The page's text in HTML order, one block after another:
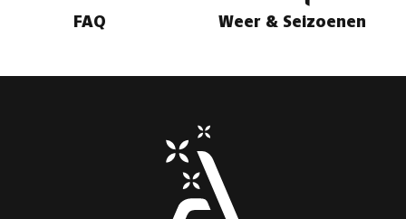
FAQ Weer & Seizoenen